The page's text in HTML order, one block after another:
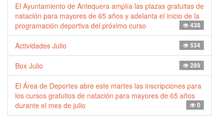
El Ayuntamiento de Antequera amplía las plazas gratuitas de
natación para mayores de 65 años y adelanta el inicio de la
programación deportiva del próximo curso
438
Actividades Julio 534
Box Julio 289
El Área de Deportes abre este martes las inscripciones para
los cursos gratuitos de natación para mayores de 65 años
durante el mes de julio
0